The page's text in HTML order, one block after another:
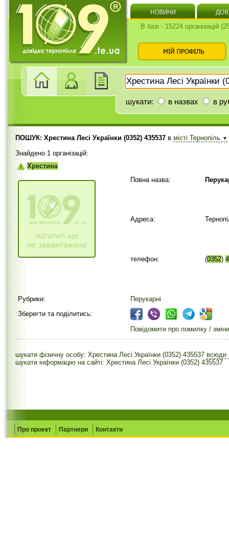
В базі - 15224 організацій
шукати: в назвах в
ПОШУК: Хрестина Лесі Українки (0352) 435537 в місті Тернопіль ▼
Знайдено 1 організацій:
Хрестина
Повна назва:
Адреса:
телефон: (0352)
Рубрики:
Перукарні
Зберегти та поділитись:
Повідомити про помилку / зміни
шукати фізичну особу: Хрестина Лесі Українки (0352) 435537 всюди
шукати інформацію на сайті: Хрестина Лесі Українки (0352) 435537
Про проект Партнери Контакти